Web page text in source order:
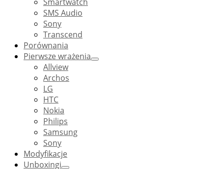
SMS Audio
Sony
Transcend
Porównania
Pierwsze wrażenia
Allview
Archos
LG
HTC
Nokia
Philips
Samsung
Sony
Modyfikacje
Unboxingi